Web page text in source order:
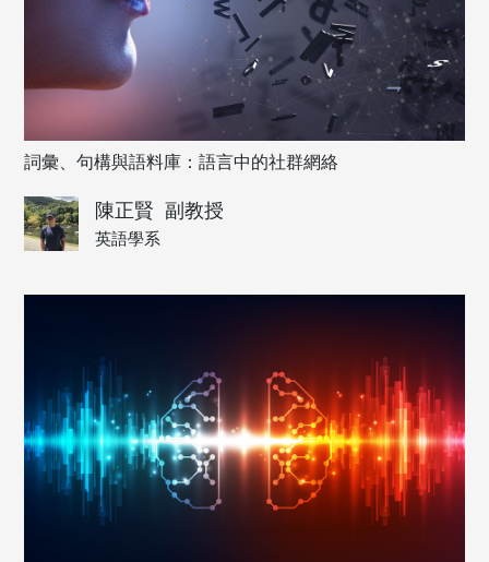
詞彙、句構與語料庫：語言中的社群網絡
陳正賢 副教授
英語學系